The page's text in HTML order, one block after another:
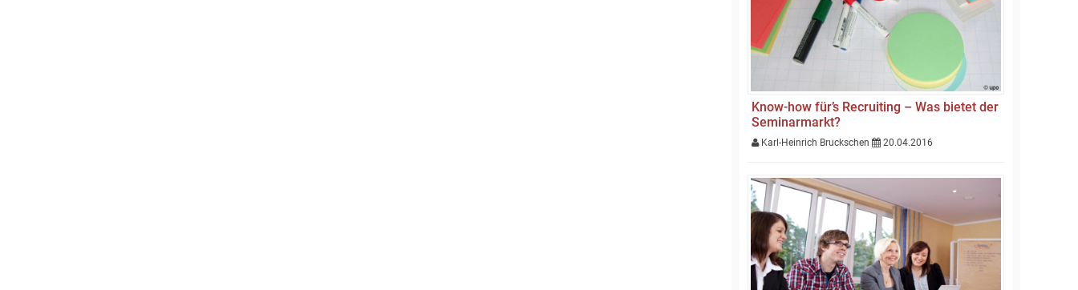
Know-how für’s Recruiting – Was bietet der
Seminarmarkt?
Karl-Heinrich Bruckschen 20.04.2016